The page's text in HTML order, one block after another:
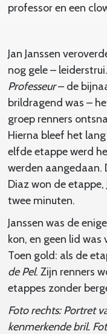
professor en een
Jan Janssen
nog gele –
Professeur– de
brildragend was –
groep renners
Hierna bleef het
elfde etappe werd
werden aangedaan.
Diaz won de
twee minuten.
Janssen was de
kon, en geen lid was
Toen gold: als de
de Pel. Zijn renners
etappes zonder
Foto rechts: Portret
kenmerkende bril.